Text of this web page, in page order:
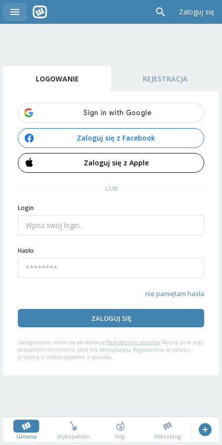
Zaloguj się
LOGOWANIE REJESTRACJA
Zaloguj się z Facebook
Zaloguj się z Apple
LUB
Login
Hasło
nie pamiętam hasła
ZALOGUJ SIĘ
Zalogowanie oznacza akceptację Regulaminu serwisu Wykop.pl w jego
aktualnym brzmieniu. Jeśli nie akceptujesz Regulaminu w całości,
prosimy o niekorzystanie z serwisu.
Główna Wykopalisko Hity Mikroblog